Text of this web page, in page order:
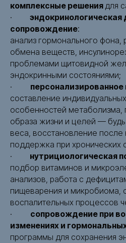
комплексные решения для
·
эндокринологическая
сопровождение:
анализ гормонального
обмена веществ,
проблемами щитовидной
эндокринными состояниями;
· персонализированное
составление
особенностей метаболизма,
образа жизни и целей —
веса, восстановление после
поддержка при хронических
·
нутрициологическая
подбор витаминов и
анализов, работа с
пищеварения и микробиома,
воспалительных процессов
· сопровождение при
изменениях и
программы для сохранения